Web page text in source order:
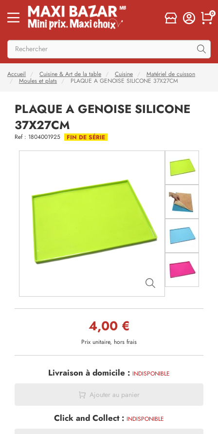
0
Accueil Cuisine & Art de la table Cuisine
Matériel de cuisson
Moules et plats
PLAQUE A GENOISE SILICONE 37X27CM
PLAQUE A GENOISE SILICONE
37X27CM
Ref : 1804001925 FIN DE SÉRIE
4,00 €
Prix unitaire, hors frais
Livraison à domicile : INDISPONIBLE
Ajouter au panier
Click and Collect : INDISPONIBLE